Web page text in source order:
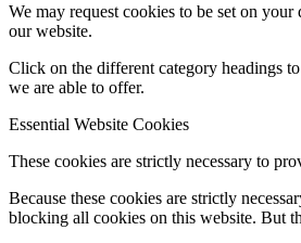
We may request cookies to be set on
our website.
Click on the different category headings
we are able to offer.
Essential Website Cookies
These cookies are strictly necessary to
Because these cookies are strictly
blocking all cookies on this website. But